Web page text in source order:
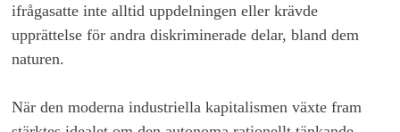
ifrågasatte inte alltid uppdelningen eller krävde
upprättelse för andra diskriminerade delar, bland dem
naturen.
När den moderna industriella kapitalismen växte fram